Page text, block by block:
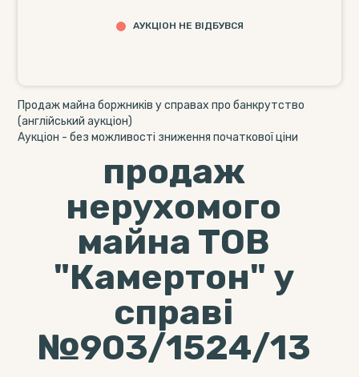
АУКЦІОН НЕ ВІДБУВСЯ
Продаж майна боржників у справах про банкрутство
(англійський аукціон)
Aукціон - без можливості зниження початкової ціни
продаж
нерухомого
майна ТОВ
"Камертон" у
справі
№903/1524/13